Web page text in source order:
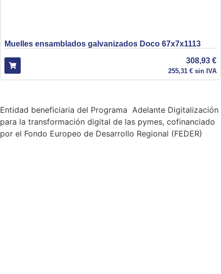
Muelles ensamblados galvanizados Doco 67x7x1113
308,93 €
255,31 € sin IVA
Entidad beneficiaria del Programa Adelante Digitalización
para la transformación digital de las pymes, cofinanciado
por el Fondo Europeo de Desarrollo Regional (FEDER)